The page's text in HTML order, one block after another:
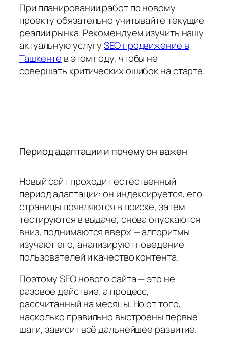
При планировании работ по новому
проекту обязательно учитывайте текущие
реалии рынка. Рекомендуем изучить нашу
актуальную услугуSEO продвижение в
Ташкенте в этом году, чтобы не
совершать критических ошибок на старте.
Период адаптации и почему он важен
Новый сайт проходит естественный
период адаптации: он индексируется, его
страницы появляются в поиске, затем
тестируются в выдаче, снова опускаются
вниз, поднимаются вверх — алгоритмы
изучают его, анализируют поведение
пользователей и качество контента.
Поэтому SEO нового сайта — это не
разовое действие, а процесс,
рассчитанный на месяцы. Но от того,
насколько правильно выстроены первые
шаги, зависит всё дальнейшее развитие.